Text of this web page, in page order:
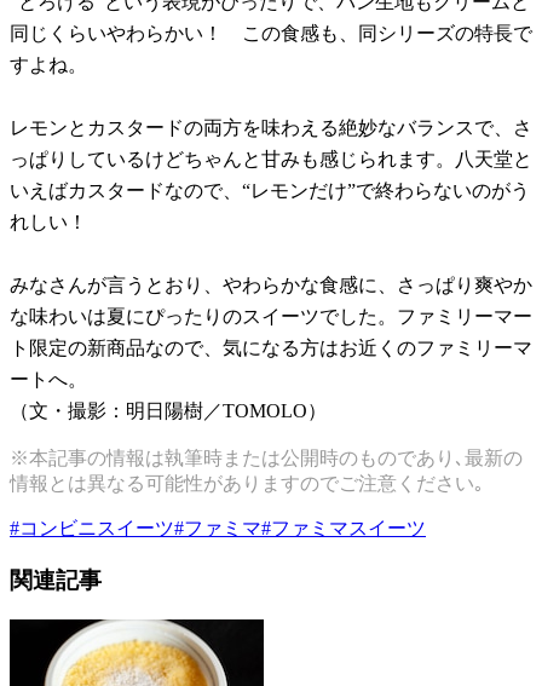
同じくらいやわらかい！ この食感も、同シリーズの特長で
すよね。
レモンとカスタードの両方を味わえる絶妙なバランスで、さ
っぱりしているけどちゃんと甘みも感じられます。八天堂と
いえばカスタードなので、“レモンだけ”で終わらないのがう
れしい！
みなさんが言うとおり、やわらかな食感に、さっぱり爽やか
な味わいは夏にぴったりのスイーツでした。ファミリーマー
ト限定の新商品なので、気になる方はお近くのファミリーマ
ートへ。
（文・撮影：明日陽樹／TOMOLO）
※本記事の情報は執筆時または公開時のものであり､最新の
情報とは異なる可能性がありますのでご注意ください｡
#コンビニスイーツ#ファミマ#ファミマスイーツ
関連記事